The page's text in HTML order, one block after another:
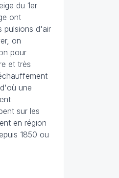
du 1er
ont
pulsions d'air
on
pour
et très
une
sur les
en région
1850 ou